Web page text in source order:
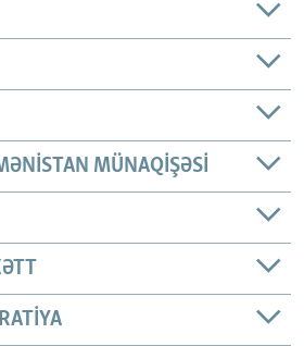
MÜNAQIŞƏSI